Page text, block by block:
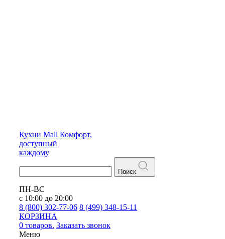
Кухни Mall Комфорт,
доступный
каждому
Поиск
ПН-ВС
с 10:00 до 20:00
8 (800) 302-77-06 8 (499) 348-15-11
КОРЗИНА
0 товаров. Заказать звонок
Меню